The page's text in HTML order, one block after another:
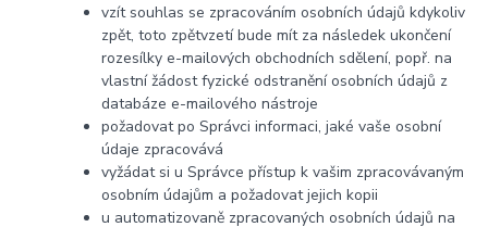
vzít souhlas se zpracováním osobních údajů kdykoliv
zpět, toto zpětvzetí bude mít za následekukončení
rozesílky e-mailových obchodních sdělení, popř. na
vlastní žádost fyzické odstranění osobních údajů z
databáze e-mailového nástroje
požadovat po Správci informaci, jaké vaše osobní
údaje zpracovává
vyžádat si u Správce přístup k vašim zpracovávaným
osobním údajům a požadovat jejich kopii
u automatizovaně zpracovaných osobních údajů na